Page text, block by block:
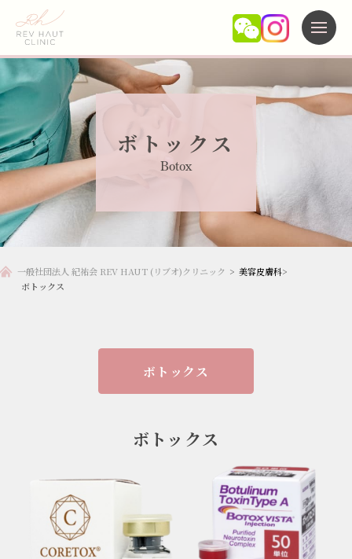
施術メニュー
当院について
よくある質問
未成年の方へ
アクセス
REV HAUT (リブオ)クリニックへの
06-6556-6477
ネットで予約する
ボトックス
Botox
一般社団法人 紀祐会 REV HAUT (リブオ)クリニック > 美容皮膚科>
ボトックス
ボトックス
ボトックス